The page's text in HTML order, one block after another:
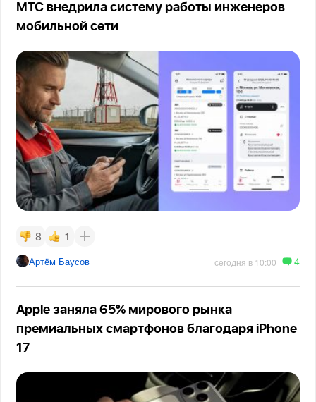
МТС внедрила систему работы инженеров
мобильной сети
8 1
Артём Баусов сегодня в 10:00 4
Apple заняла 65% мирового рынка
премиальных смартфонов благодаря iPhone
17